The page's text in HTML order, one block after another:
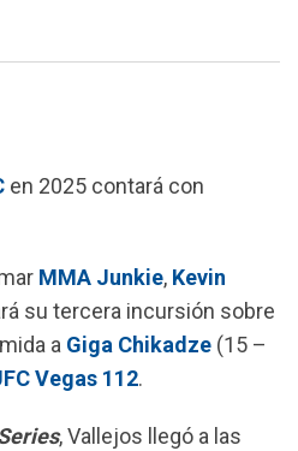
en 2025 contará con
MMA Junkie, Kevin
su tercera incursión sobre
a Giga Chikadze (15 –
Vegas 112.
, Vallejos llegó a las